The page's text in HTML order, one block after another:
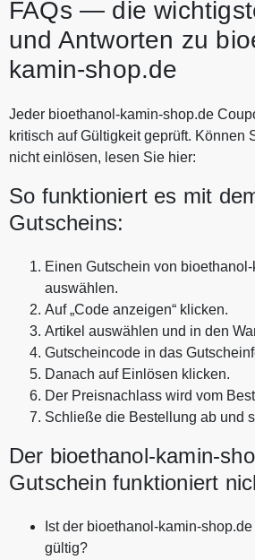
FAQs — die
und Antworten zu
kamin-shop.de
Jeder bioethanol-kamin-shop.de
kritisch auf Gültigkeit geprüft. Können
nicht einlösen, lesen Sie hier:
So funktioniert es mit
Gutscheins:
Einen Gutschein von
auswählen.
Auf „Code anzeigen“ klicken.
Artikel auswählen und in den
Gutscheincode in das
Danach auf Einlösen klicken.
Der Preisnachlass wird vom
Schließe die Bestellung ab und
Der bioethanol-kamin-
Gutschein funktioniert
Ist der bioethanol-kamin-
gültig?